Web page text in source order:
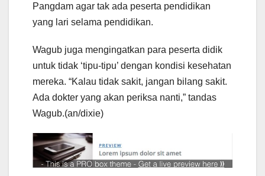
Pangdam agar tak ada peserta pendidikan
yang lari selama pendidikan.
Wagub juga mengingatkan para peserta didik
untuk tidak ‘tipu-tipu’ dengan kondisi kesehatan
mereka. “Kalau tidak sakit, jangan bilang sakit.
Ada dokter yang akan periksa nanti,” tandas
Wagub.(an/dixie)